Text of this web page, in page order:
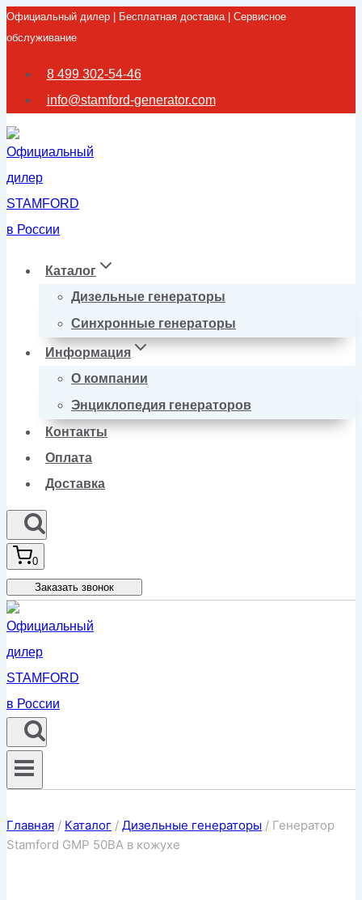
Перейти
к
содержимому
Официальный дилер | Бесплатная доставка | Сервисное
обслуживание
8 499 302-54-46
info@stamford-generator.com
Каталог
Дизельные генераторы
Синхронные генераторы
Информация
О компании
Энциклопедия генераторов
Контакты
Оплата
Доставка
0
Заказать звонок
Главная / Каталог / Дизельные генераторы / Генератор
Stamford GMP 50BA в кожухе